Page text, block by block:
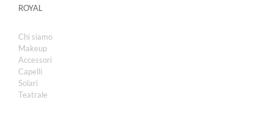
ROYAL
Chi siamo
Makeup
Accessori
Capelli
Solari
Teatrale